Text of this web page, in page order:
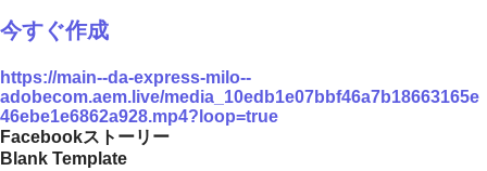
今すぐ作成
https://main--da-express-milo--
adobecom.aem.live/media_10edb1e07bbf46a7b18663165e
46ebe1e6862a928.mp4?loop=true
Facebookストーリー
Blank Template